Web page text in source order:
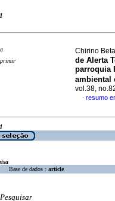
Chirino
de Alerta
parroquia
ambiental
vol.38,
· resumo
Base de dados : article
Pesquisar